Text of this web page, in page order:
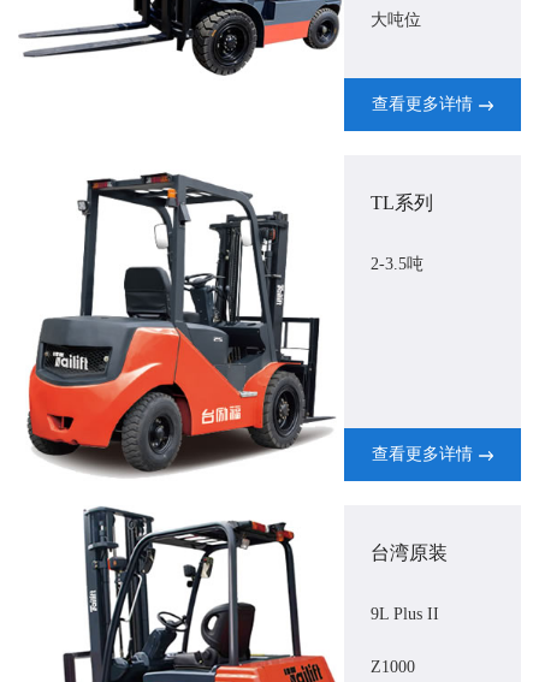
大吨位
查看更多详情
TL系列
2-3.5吨
查看更多详情
台湾原装
9L Plus II
Z1000